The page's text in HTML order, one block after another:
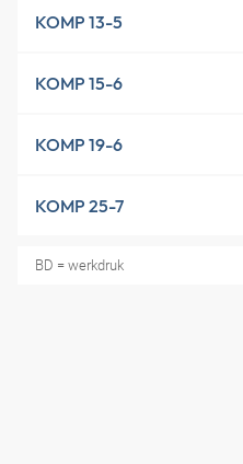
KOMP 13-5
KOMP 15-6
KOMP 19-6
KOMP 25-7
BD = werkdruk